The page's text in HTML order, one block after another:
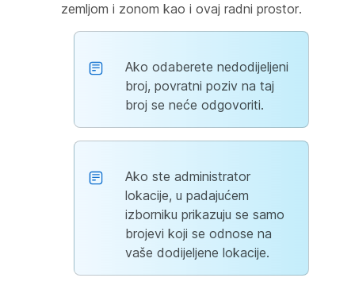
zemljom i zonom kao i ovaj radni prostor.
Ako odaberete nedodijeljeni
broj, povratni poziv na taj
broj se neće odgovoriti.
Ako ste administrator
lokacije, u padajućem
izborniku prikazuju se samo
brojevi koji se odnose na
vaše dodijeljene lokacije.